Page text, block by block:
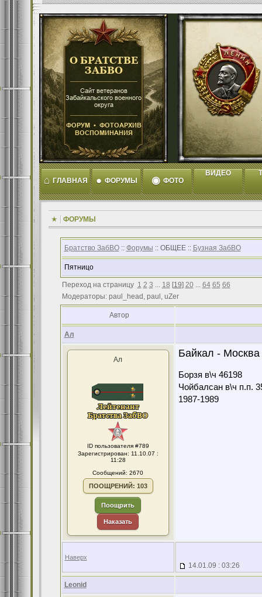
⌂ ГЛАВНАЯ ● ФОРУМЫ ◉ ФОТО
ВИДЕО
ФОРУМЫ
Братство ЗабВО:: Форумы :: ОБЩЕЕ :: Бузная ЗабВО
Пятницо
Переход на страницу 1 2 3 ... 18 [19] 20 ... 64 65 66
Модераторы: paul_head, paul, uZer
Автор
Ал
Ал
ID пользователя #789
Зарегистрирован: 11.10.07 :
11:28
Сообщений: 2670
ПООЩРЕНИЙ: 103
Поощрить
Наказать
Байкал -
Борзя в\ч 46198
Чойбалсан в\ч п.п.
1987-1989
Наверх
14.01.09 : 03:26
Leonid